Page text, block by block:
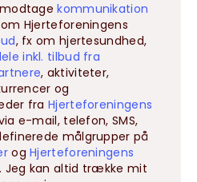
modtagekommunikation
Hjerteforeningens
, fx om hjertesundhed,
inkl. tilbud fra
, aktiviteter,
og
fraHjerteforeningens
e-mail, telefon, SMS,
målgrupper på
ogHjerteforeningens
. Jeg kan altid trække mit